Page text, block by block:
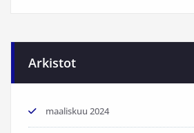
Arkistot
maaliskuu 2024